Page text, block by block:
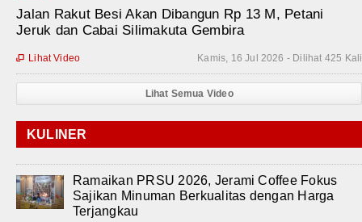
Jalan Rakut Besi Akan Dibangun Rp 13 M, Petani
Jeruk dan Cabai Silimakuta Gembira
Kamis, 16 Jul 2026 - Dilihat 425 Kali
 Lihat Video
Lihat Semua Video
KULINER
Ramaikan PRSU 2026, Jerami Coffee Fokus
Sajikan Minuman Berkualitas dengan Harga
Terjangkau